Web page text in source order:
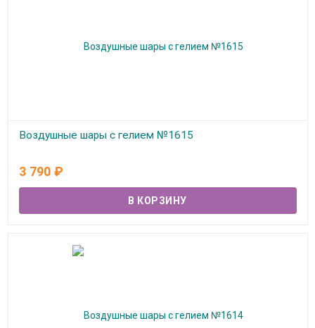
Воздушные шары с гелием №1615
3 790 ₽